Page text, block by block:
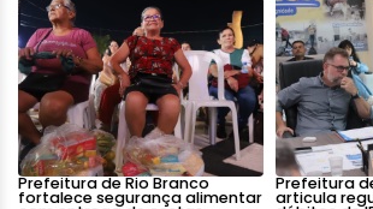
Prefeitura de Rio Branco
fortalece segurança alimentar
Prefeitura
articula